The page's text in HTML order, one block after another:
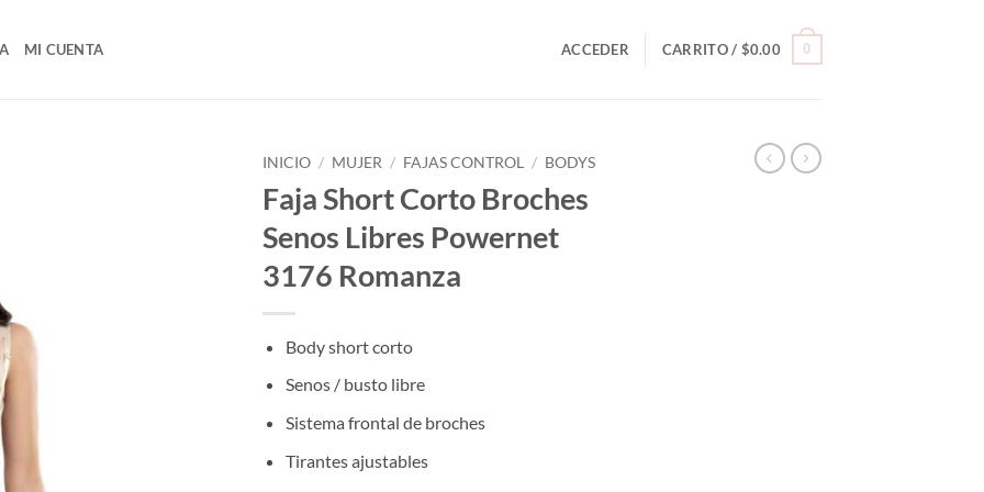
MI CUENTA ACCEDER CARRITO / $0.00 0
INICIO / MUJER / FAJAS CONTROL / BODYS
Faja Short Corto Broches
Senos Libres Powernet
3176 Romanza
Body short corto
Senos / busto libre
Sistema frontal de broches
Tirantes ajustables